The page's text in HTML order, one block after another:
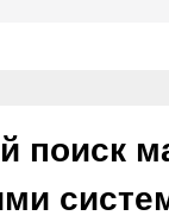
поиск